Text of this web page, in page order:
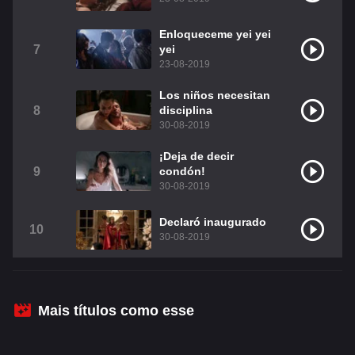
Dulce María
7
Enloqueceme yei yei
yei
23-08-2019
8
Los niños necesitan
disciplina
30-08-2019
9
¡Deja de decir
condón!
30-08-2019
10
Declaró inaugurado
30-08-2019
Mais títulos como esse